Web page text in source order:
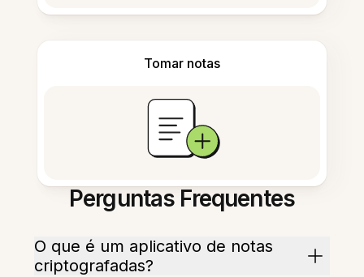
Tomar notas
Perguntas Frequentes
O que é um aplicativo de notas
criptografadas?